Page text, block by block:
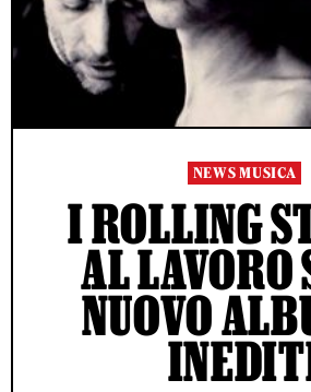
NEWS MUSICA
I ROLLING
AL LAVORO
NUOVO